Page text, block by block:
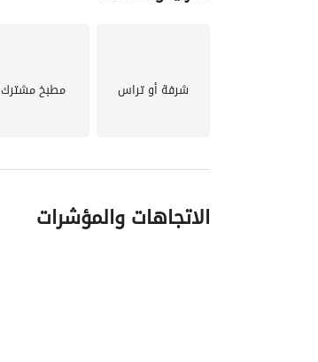
شرفة أو تراس مطبخ مشترك
الاتجاهات والمؤشرات